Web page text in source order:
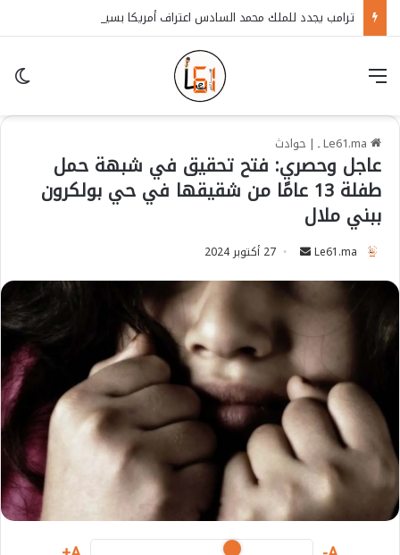
| حوادث
عاجل وحصري: فتح تحقيق في شبهة حمل
طفلة 13 عامًا من شقيقها في حي بولكرون
ببني ملال
Le61.ma
e
m
a
l
27 أكتوبر 2024